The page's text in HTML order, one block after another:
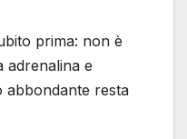
prima: non è
adrenalina e
abbondante resta